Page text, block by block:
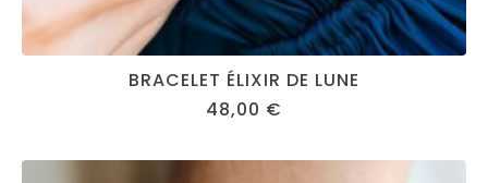
BRACELET ÉLIXIR DE LUNE
48,00 €